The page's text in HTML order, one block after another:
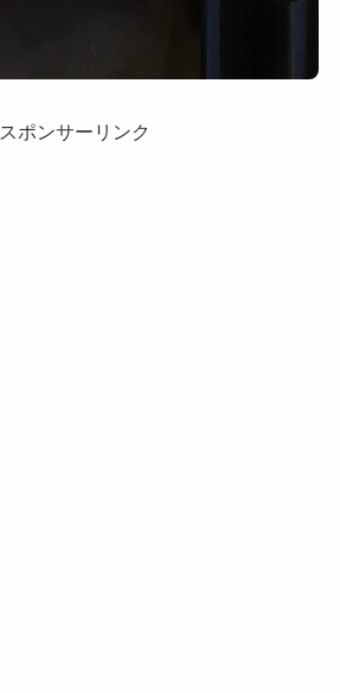
スポンサーリンク